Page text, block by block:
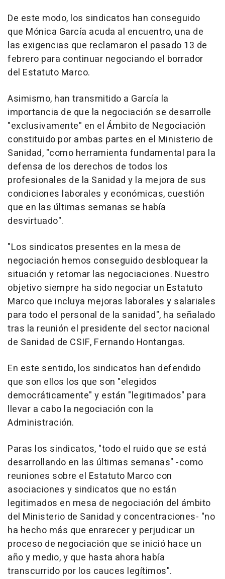
De este modo, los sindicatos han conseguido
que Mónica García acuda al encuentro, una de
las exigencias que reclamaron el pasado 13 de
febrero para continuar negociando el borrador
del Estatuto Marco.
Asimismo, han transmitido a García la
importancia de que la negociación se desarrolle
"exclusivamente" en el Ámbito de Negociación
constituido por ambas partes en el Ministerio de
Sanidad, "como herramienta fundamental para la
defensa de los derechos de todos los
profesionales de la Sanidad y la mejora de sus
condiciones laborales y económicas, cuestión
que en las últimas semanas se había
desvirtuado".
"Los sindicatos presentes en la mesa de
negociación hemos conseguido desbloquear la
situación y retomar las negociaciones. Nuestro
objetivo siempre ha sido negociar un Estatuto
Marco que incluya mejoras laborales y salariales
para todo el personal de la sanidad", ha señalado
tras la reunión el presidente del sector nacional
de Sanidad de CSIF, Fernando Hontangas.
En este sentido, los sindicatos han defendido
que son ellos los que son "elegidos
democráticamente" y están "legitimados" para
llevar a cabo la negociación con la
Administración.
Paras los sindicatos, "todo el ruido que se está
desarrollando en las últimas semanas" -como
reuniones sobre el Estatuto Marco con
asociaciones y sindicatos que no están
legitimados en mesa de negociación del ámbito
del Ministerio de Sanidad y concentraciones- "no
ha hecho más que enrarecer y perjudicar un
proceso de negociación que se inició hace un
año y medio, y que hasta ahora había
transcurrido por los cauces legítimos".